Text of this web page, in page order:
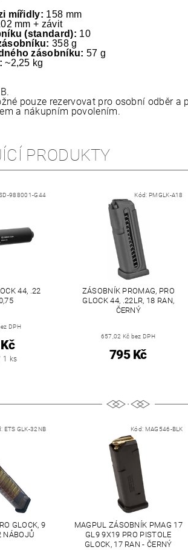
mířidly: 158 mm
mm + závit
(standard): 10
358 g
zásobníku: 57 g
~2,25 kg
pouze rezervovat pro osobní odběr a
a nákupním povolením.
PRODUKTY
988001-G44
44, .22
DPH
1 ks
Kód: PMGLK-A18
ZÁSOBNÍK PROMAG, PRO
GLOCK 44, .22LR, 18 RAN,
ČERNÝ
657,02 Kč bez DPH
795 Kč
ETS GLK-32NB
GLOCK, 9
NÁBOJŮ
Kód: MAG546-BLK
MAGPUL ZÁSOBNÍK PMAG 17
GL9 9X19 PRO PISTOLE
GLOCK, 17 RAN - ČERNÝ